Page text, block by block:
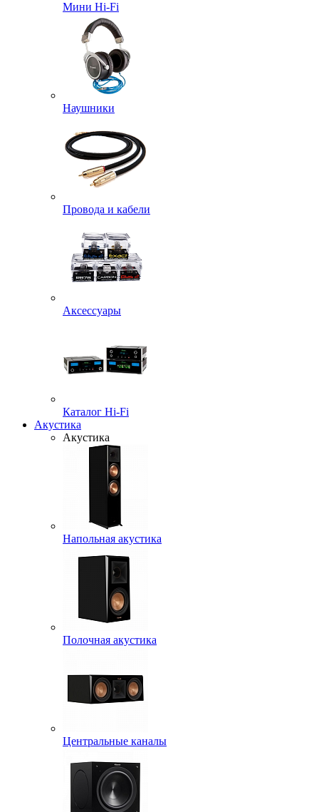
Мини Hi-Fi
Наушники
Провода и кабели
Аксессуары
Каталог Hi-Fi
Акустика
Акустика
Напольная акустика
Полочная акустика
Центральные каналы